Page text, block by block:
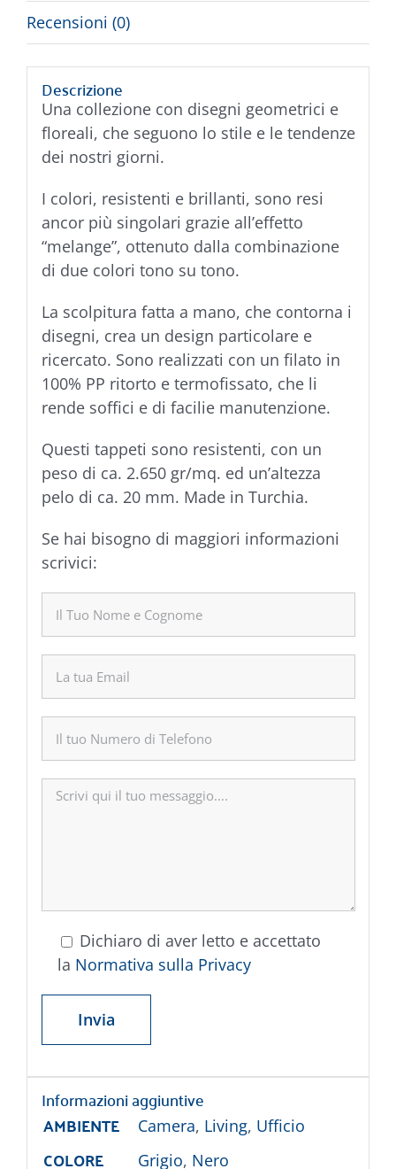
Recensioni (0)
Descrizione
Una collezione con disegni geometrici e
floreali, che seguono lo stile e le tendenze
dei nostri giorni.
I colori, resistenti e brillanti, sono resi
ancor più singolari grazie all’effetto
“melange”, ottenuto dalla combinazione
di due colori tono su tono.
La scolpitura fatta a mano, che contorna i
disegni, crea un design particolare e
ricercato. Sono realizzati con un filato in
100% PP ritorto e termofissato, che li
rende soffici e di facilie manutenzione.
Questi tappeti sono resistenti, con un
peso di ca. 2.650 gr/mq. ed un’altezza
pelo di ca. 20 mm. Made in Turchia.
Se hai bisogno di maggiori informazioni
scrivici:
Dichiaro di aver letto e accettato
la Normativa sulla Privacy
Informazioni aggiuntive
AMBIENTE
Camera, Living, Ufficio
COLORE Grigio, Nero